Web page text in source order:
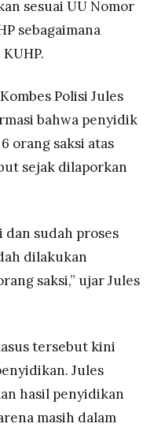
sesuai UU Nomor
sebagaimana
Polisi Jules
bahwa penyidik
orang saksi atas
sejak dilaporkan
sudah proses
dilakukan
saksi,” ujar Jules
tersebut kini
Jules
hasil penyidikan
masih dalam